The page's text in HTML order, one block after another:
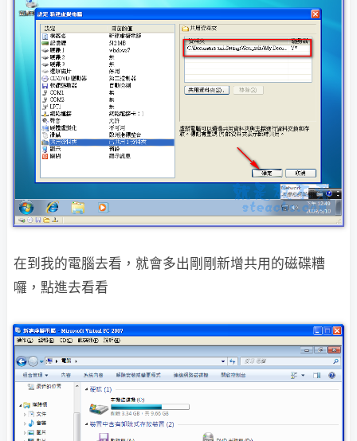
在到我的電腦去看，就會多出剛剛新增共用的磁碟糟
囉，點進去看看